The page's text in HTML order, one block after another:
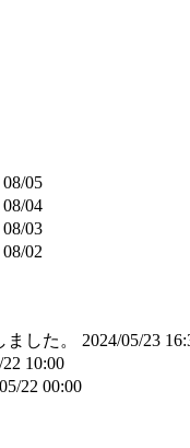
08/05
08/04
08/03
08/02
した。
2024/05/23
10:00
22 00:00